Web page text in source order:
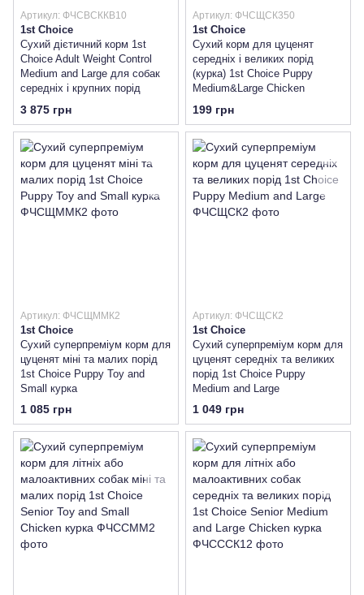
Артикул: ФЧСВСККВ10
1st Choice
Сухий дієтичний корм 1st
Choice Adult Weight Control
Medium and Large для собак
середніх і крупних порід
3 875 грн
Артикул: ФЧСЩСК350
1st Choice
Сухий корм для цуценят
середніх і великих порід
(курка) 1st Choice Puppy
Medium&Large Chicken
199 грн
Артикул: ФЧСЩММК2
1st Choice
Сухий суперпреміум корм для
цуценят міні та малих порід
1st Choice Puppy Toy and
Small курка
1 085 грн
Артикул: ФЧСЩСК2
1st Choice
Сухий суперпреміум корм для
цуценят середніх та великих
порід 1st Choice Puppy
Medium and Large
1 049 грн